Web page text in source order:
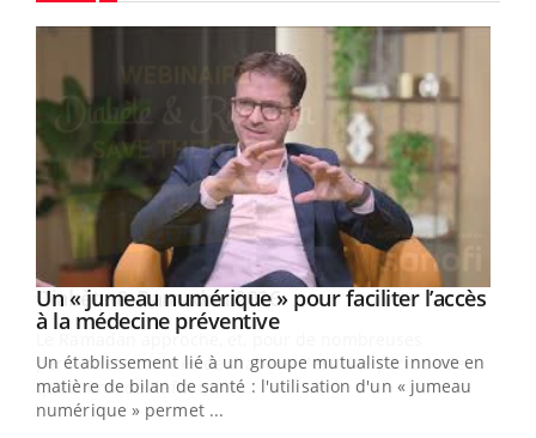
Youtube
Un « jumeau numérique » pour faciliter l’accès
à la médecine préventiveYoutube
Un établissement lié à un groupe mutualiste innove en
matière de bilan de santé : l'utilisation d'un « jumeau
numérique » permet ...